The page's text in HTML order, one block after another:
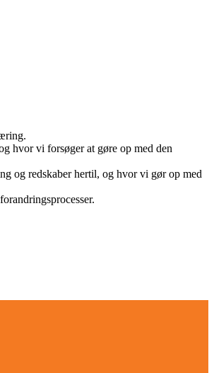
hvor vi forsøger at gøre op med den
og redskaber hertil, og hvor vi gør op med